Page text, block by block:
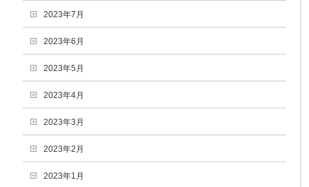
2023年7月
2023年6月
2023年5月
2023年4月
2023年3月
2023年2月
2023年1月